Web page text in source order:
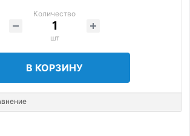
Количество
шт
В КОРЗИНУ